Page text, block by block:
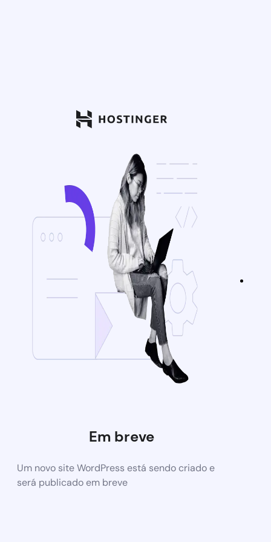
Em breve
Um novo site WordPress está sendo criado e
será publicado em breve